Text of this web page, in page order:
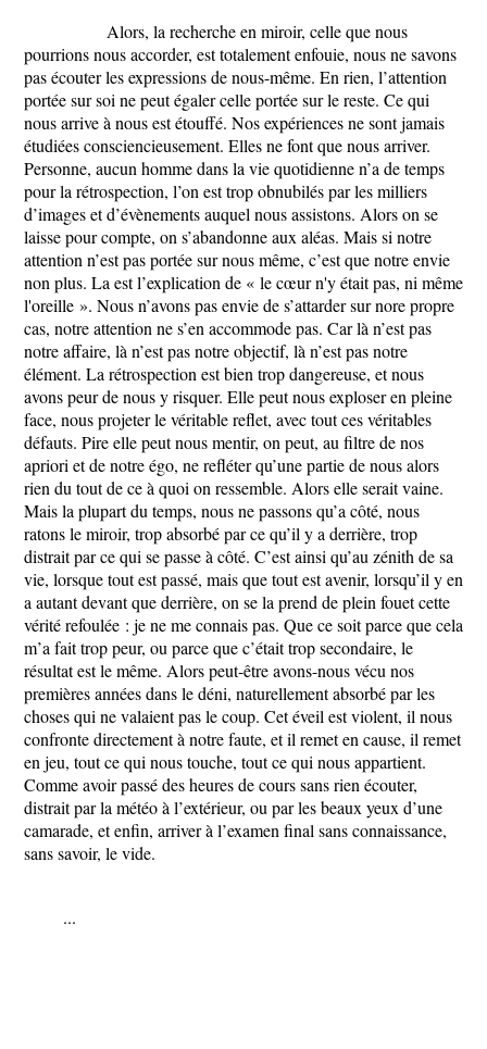
Alors, la recherche en miroir, celle que nous
pourrions nous accorder, est totalement enfouie, nous ne savons
pas écouter les expressions de nous-même. En rien, l’attention
portée sur soi ne peut égaler celle portée sur le reste. Ce qui
nous arrive à nous est étouffé. Nos expériences ne sont jamais
étudiées consciencieusement. Elles ne font que nous arriver.
Personne, aucun homme dans la vie quotidienne n’a de temps
pour la rétrospection, l’on est trop obnubilés par les milliers
d’images et d’évènements auquel nous assistons. Alors on se
laisse pour compte, on s’abandonne aux aléas. Mais si notre
attention n’est pas portée sur nous même, c’est que notre envie
non plus. La est l’explication de « le cœur n'y était pas, ni même
l'oreille ». Nous n’avons pas envie de s’attarder sur nore propre
cas, notre attention ne s’en accommode pas. Car là n’est pas
notre affaire, là n’est pas notre objectif, là n’est pas notre
élément. La rétrospection est bien trop dangereuse, et nous
avons peur de nous y risquer. Elle peut nous exploser en pleine
face, nous projeter le véritable reflet, avec tout ces véritables
défauts. Pire elle peut nous mentir, on peut, au filtre de nos
apriori et de notre égo, ne refléter qu’une partie de nous alors
rien du tout de ce à quoi on ressemble. Alors elle serait vaine.
Mais la plupart du temps, nous ne passons qu’a côté, nous
ratons le miroir, trop absorbé par ce qu’il y a derrière, trop
distrait par ce qui se passe à côté. C’est ainsi qu’au zénith de sa
vie, lorsque tout est passé, mais que tout est avenir, lorsqu’il y en
a autant devant que derrière, on se la prend de plein fouet cette
vérité refoulée : je ne me connais pas. Que ce soit parce que cela
m’a fait trop peur, ou parce que c’était trop secondaire, le
résultat est le même. Alors peut-être avons-nous vécu nos
premières années dans le déni, naturellement absorbé par les
choses qui ne valaient pas le coup. Cet éveil est violent, il nous
confronte directement à notre faute, et il remet en cause, il remet
en jeu, tout ce qui nous touche, tout ce qui nous appartient.
Comme avoir passé des heures de cours sans rien écouter,
distrait par la météo à l’extérieur, ou par les beaux yeux d’une
camarade, et enfin, arriver à l’examen final sans connaissance,
sans savoir, le vide.
...